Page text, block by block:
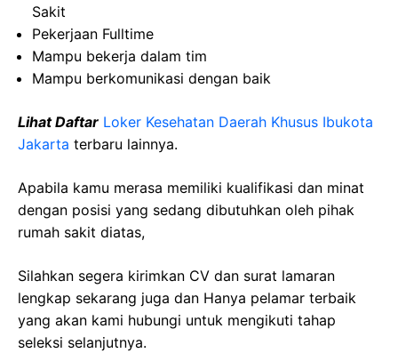
Sakit
Pekerjaan Fulltime
Mampu bekerja dalam tim
Mampu berkomunikasi dengan baik
Lihat Daftar Loker Kesehatan Daerah Khusus Ibukota
Jakarta terbaru lainnya.
Apabila kamu merasa memiliki kualifikasi dan minat
dengan posisi yang sedang dibutuhkan oleh pihak
rumah sakit diatas,
Silahkan segera kirimkan CV dan surat lamaran
lengkap sekarang juga dan Hanya pelamar terbaik
yang akan kami hubungi untuk mengikuti tahap
seleksi selanjutnya.